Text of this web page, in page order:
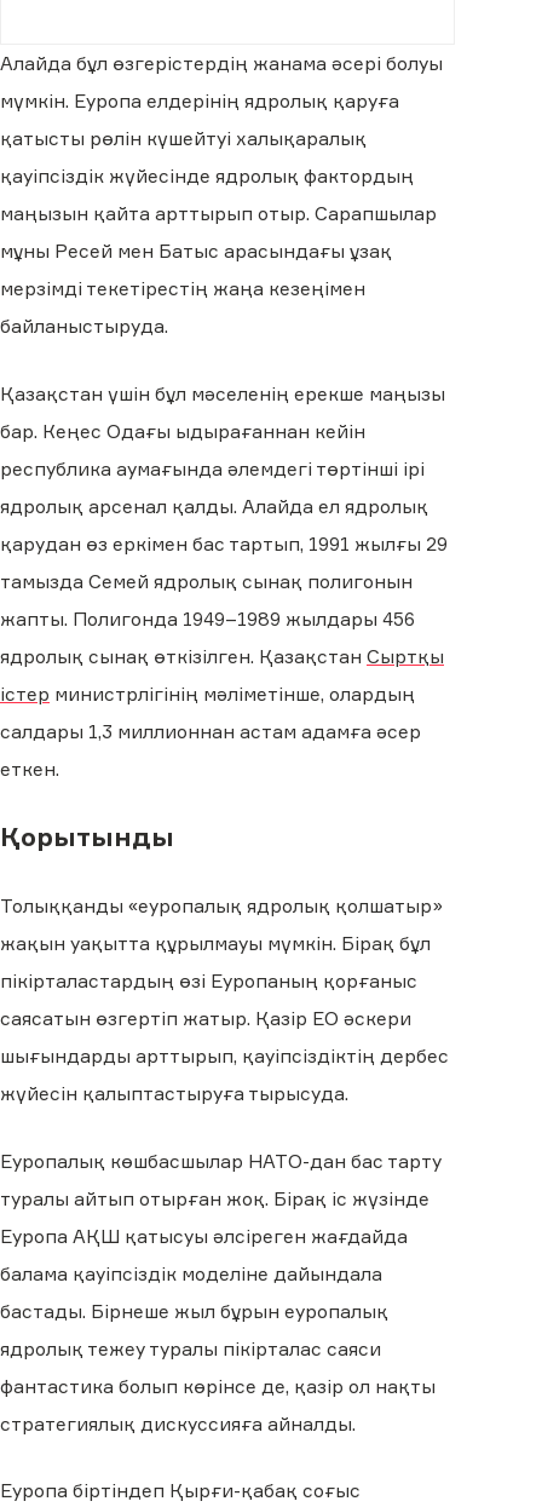
Алайда бұл өзгерістердің жанама әсері болуы
мүмкін. Еуропа елдерінің ядролық қаруға
қатысты рөлін күшейтуі халықаралық
қауіпсіздік жүйесінде ядролық фактордың
маңызын қайта арттырып отыр. Сарапшылар
мұны Ресей мен Батыс арасындағы ұзақ
мерзімді текетірестің жаңа кезеңімен
байланыстыруда.
Қазақстан үшін бұл мәселенің ерекше маңызы
бар. Кеңес Одағы ыдырағаннан кейін
республика аумағында әлемдегі төртінші ірі
ядролық арсенал қалды. Алайда ел ядролық
қарудан өз еркімен бас тартып, 1991 жылғы 29
тамызда Семей ядролық сынақ полигонын
жапты. Полигонда 1949–1989 жылдары 456
ядролық сынақ өткізілген. Қазақстан Сыртқы
істер министрлігінің мәліметінше, олардың
салдары 1,3 миллионнан астам адамға әсер
еткен.
Қорытынды
Толыққанды «еуропалық ядролық қолшатыр»
жақын уақытта құрылмауы мүмкін. Бірақ бұл
пікірталастардың өзі Еуропаның қорғаныс
саясатын өзгертіп жатыр. Қазір ЕО әскери
шығындарды арттырып, қауіпсіздіктің дербес
жүйесін қалыптастыруға тырысуда.
Еуропалық көшбасшылар НАТО-дан бас тарту
туралы айтып отырған жоқ. Бірақ іс жүзінде
Еуропа АҚШ қатысуы әлсіреген жағдайда
балама қауіпсіздік моделіне дайындала
бастады. Бірнеше жыл бұрын еуропалық
ядролық тежеу туралы пікірталас саяси
фантастика болып көрінсе де, қазір ол нақты
стратегиялық дискуссияға айналды.
Еуропа біртіндеп Қырғи-қабақ соғыс